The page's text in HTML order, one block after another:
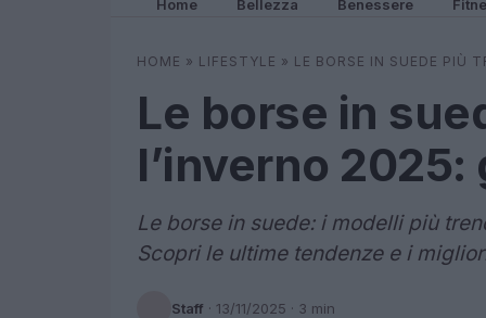
Home Bellezza Benessere
HOME » LIFESTYLE » LE BORSE IN SUEDE PIÙ
Le borse in
l’inverno 2025:
Le borse in suede: i modelli più
Scopri le ultime tendenze e i
Staff · 13/11/2025 · 3 min